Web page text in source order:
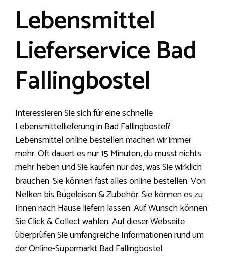
Lebensmittel
Lieferservice Bad
Fallingbostel
Interessieren Sie sich für eine schnelle
Lebensmittellieferung in Bad Fallingbostel?
Lebensmittel online bestellen machen wir immer
mehr. Oft dauert es nur 15 Minuten, du musst nichts
mehr heben und Sie kaufen nur das, was Sie wirklich
brauchen. Sie können fast alles online bestellen. Von
Nelken bis Bügeleisen & Zubehör: Sie können es zu
Ihnen nach Hause liefern lassen. Auf Wunsch können
Sie Click & Collect wählen. Auf dieser Webseite
überprüfen Sie umfangreiche Informationen rund um
der Online-Supermarkt Bad Fallingbostel.